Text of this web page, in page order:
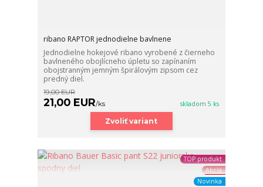
ribano RAPTOR jednodielne bavlnene
Jednodielne hokejové ribano vyrobené z čierneho
bavlneného obojlícneho úpletu so zapínaním
obojstranným jemným špirálovým zipsom cez
predný diel.
19,00 EUR
21,00 EUR/ks skladom 5 ks
Zvoliť variant
TOP produkt
Akcia
Novinka